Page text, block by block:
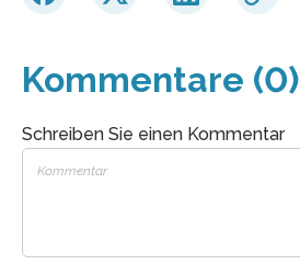
Kommentare (0)
Schreiben Sie einen Kommentar